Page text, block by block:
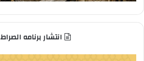
انتشار برنامه الصراط